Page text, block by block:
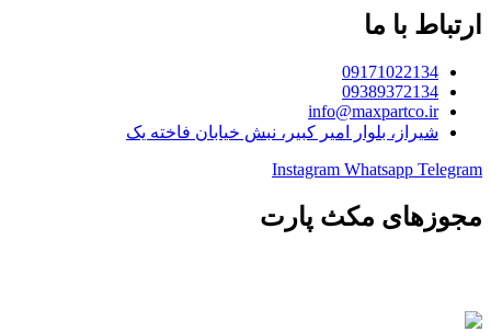
ارتباط با ما
09171022134
09389372134
info@maxpartco.ir
شیراز، بلوار امیر کبیر، نبش خیابان فاخته یک
Instagram Whatsapp Telegram
مجوزهای مکث پارت